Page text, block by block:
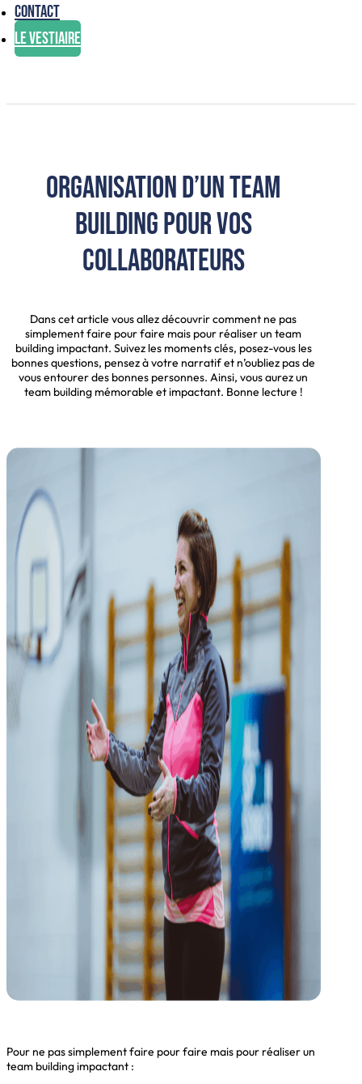
Contact
Le vestiaire
Organisation d’un team
building pour vos
collaborateurs
Dans cet article vous allez découvrir comment ne pas
simplement faire pour faire mais pour réaliser un team
building impactant. Suivez les moments clés, posez-vous les
bonnes questions, pensez à votre narratif et n’oubliez pas de
vous entourer des bonnes personnes. Ainsi, vous aurez un
team building mémorable et impactant. Bonne lecture !
Pour ne pas simplement faire pour faire mais pour réaliser un
team building impactant :